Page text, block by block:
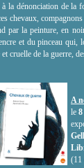
la dénonciation de la
chevaux, compagnons
par la peinture, en
et du pinceau qui,
cruelle de la guerre,
A
le
(11